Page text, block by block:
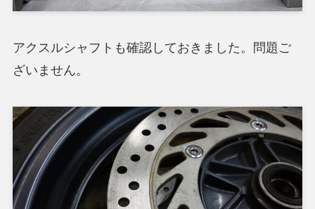
アクスルシャフトも確認しておきました。問題ご
ざいません。